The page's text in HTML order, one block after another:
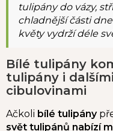
tulipány do vázy,
chladnější části
květy vydrží déle
Bílé tulipány
tulipány i
cibulovinami
Ačkoli bílé tulipány
svět tulipánů nabízí